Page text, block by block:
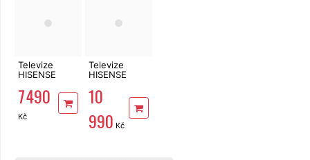
Televize
HISENSE
7 490
Kč
Televize
HISENSE
10
990 Kč